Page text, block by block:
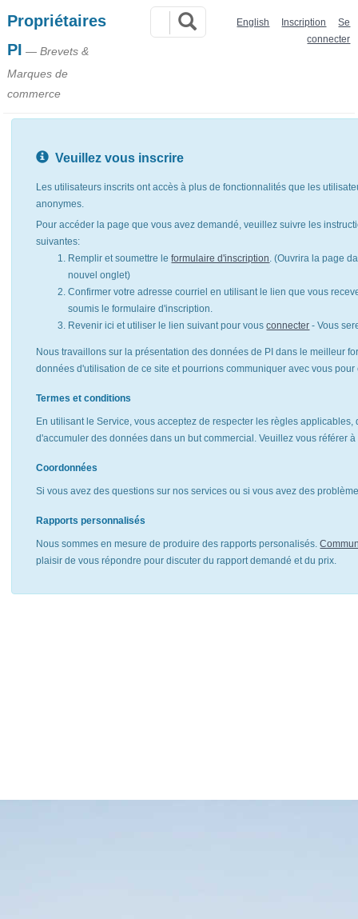
Propriétaires
PI — Brevets &
Marques de
commerce
English Inscription
Se
connecter
Veuillez vous inscrire
Les utilisateurs inscrits ont accès à plus de fonctionnalités que les
anonymes.
Pour accéder la page que vous avez demandé, veuillez suivre les
suivantes:
Remplir et soumettre leformulaire d'inscription. (Ouvrira la page
nouvel onglet)
Confirmer votre adresse courriel en utilisant le lien que vous
soumis le formulaire d'inscription.
Revenir ici et utiliser le lien suivant pour vousconnecter - Vous
Nous travaillons sur la présentation des données de PI dans le meilleur
données d'utilisation de ce site et pourrions communiquer avec vous
Termes et conditions
En utilisant le Service, vous acceptez de respecter les règles
d'accumuler des données dans un but commercial. Veuillez vous référer
Coordonnées
Si vous avez des questions sur nos services ou si vous avez des
Rapports personnalisés
Nous sommes en mesure de produire des rapports personalisés.
plaisir de vous répondre pour discuter du rapport demandé et du prix.